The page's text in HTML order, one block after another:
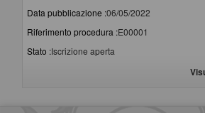
Data pubblicazione :06/05/2022
Riferimento procedura :E00001
Stato :Iscrizione aperta